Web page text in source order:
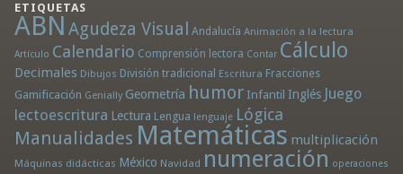
ETIQUETAS
ABN Agudeza Visual Andalucía Animación a la lectura
Artículo Calendario Comprensión lectora Contar Cálculo
Decimales Dibujos División tradicional Escritura Fracciones
Gamificación Genially Geometría humor Infantil Inglés Juego
lectoescritura Lectura Lengua lenguaje Lógica
Manualidades Matemáticas multiplicación
Máquinas didácticas México Navidad numeración operaciones